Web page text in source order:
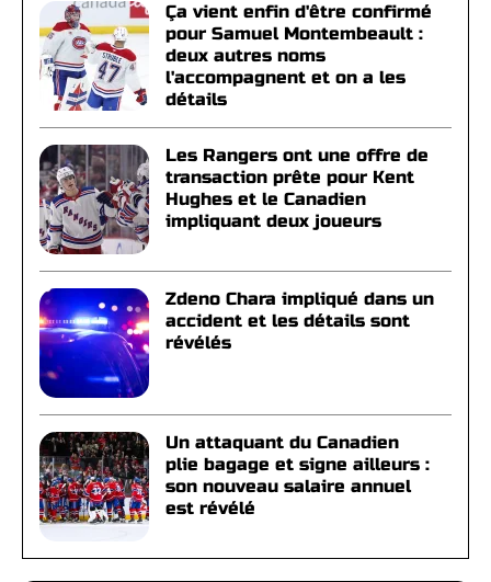
Ça vient enfin d'être confirmé
pour Samuel Montembeault :
deux autres noms
l'accompagnent et on a les
détails
Les Rangers ont une offre de
transaction prête pour Kent
Hughes et le Canadien
impliquant deux joueurs
Zdeno Chara impliqué dans un
accident et les détails sont
révélés
Un attaquant du Canadien
plie bagage et signe ailleurs :
son nouveau salaire annuel
est révélé